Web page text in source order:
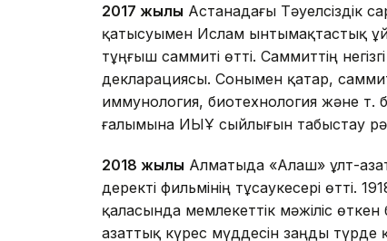
2017 жылы Астанадағы Тәуелсіздік
қатысуымен Ислам ынтымақтастық
тұңғыш саммиті өтті. Саммиттің
декларациясы. Сонымен қатар,
иммунология, биотехнология және т.
ғалымына ИЫҰ сыйлығын табыстау
2018 жылы Алматыда «Алаш» ұлт-
деректі фильмінің тұсаукесері өтті.
қаласында мемлекеттік мәжіліс
азаттық күрес мүддесін заңды түрде